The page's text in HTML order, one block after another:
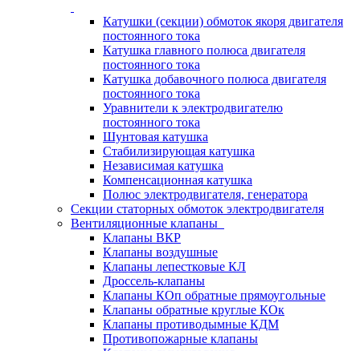
Катушки (секции) обмоток якоря двигателя
постоянного тока
Катушка главного полюса двигателя
постоянного тока
Катушка добавочного полюса двигателя
постоянного тока
Уравнители к электродвигателю
постоянного тока
Шунтовая катушка
Стабилизирующая катушка
Независимая катушка
Компенсационная катушка
Полюс электродвигателя, генератора
Секции статорных обмоток электродвигателя
Вентиляционные клапаны
Клапаны ВКР
Клапаны воздушные
Клапаны лепестковые КЛ
Дроссель-клапаны
Клапаны КОп обратные прямоугольные
Клапаны обратные круглые КОк
Клапаны противодымные КДМ
Противопожарные клапаны